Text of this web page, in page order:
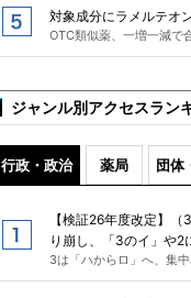
対象成分にラメルテオ
OTC類似薬、一増一減で
ジャンル別アクセスラン
行政・政治 薬局 団体
【検証26年度改定】
り崩し、「3のイ」や2
3は「ハからロ」へ、集